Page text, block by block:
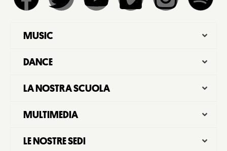
MUSIC
DANCE
LA NOSTRA SCUOLA
MULTIMEDIA
LE NOSTRE SEDI